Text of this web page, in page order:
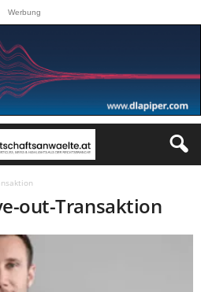
Werbung
out-Transaktion